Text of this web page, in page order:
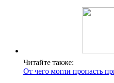
Читайте также:
От чего могли пропасть